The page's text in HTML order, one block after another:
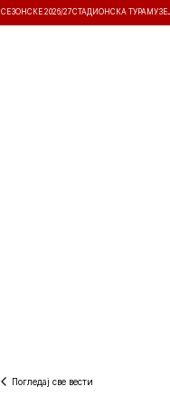
СЕЗОНСКЕ 2026/27СТАДИОНСКА ТУРА МУЗЕЈ
Погледај све вести